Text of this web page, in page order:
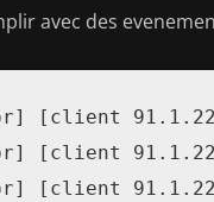
avec des
[client
[client
[client